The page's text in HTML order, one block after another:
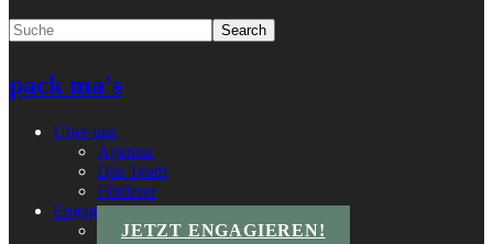
pack ma's
Über uns
Agentur
Das Team
Förderer
Engagements
JETZT ENGAGIEREN!